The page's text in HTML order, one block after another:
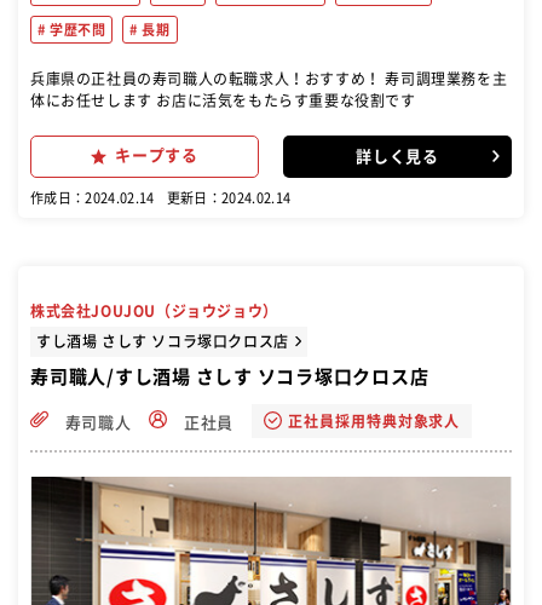
学歴不問 長期
兵庫県の正社員の寿司職人の転職求人！おすすめ！ 寿司調理業務を主
体にお任せします お店に活気をもたらす重要な役割です
キープする 詳しく見る
作成日：2024.02.14 更新日：2024.02.14
株式会社JOUJOU（ジョウジョウ）
すし酒場 さしす ソコラ塚口クロス店
寿司職人/すし酒場 さしす ソコラ塚口クロス店
寿司職人 正社員 正社員採用特典対象求人